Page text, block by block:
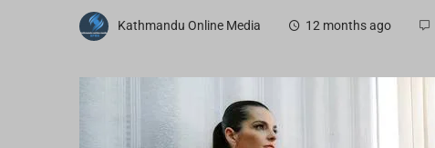
Kathmandu Online Media 12 months ago